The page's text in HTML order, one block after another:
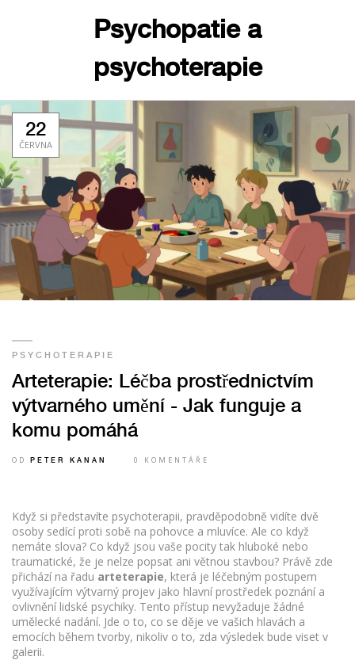
Psychopatie a
psychoterapie
22
ČERVNA
PSYCHOTERAPIE
Arteterapie: Léčba prostřednictvím
výtvarného umění - Jak funguje a
komu pomáhá
OD PETER KANAN 0 KOMENTÁŘE
Když si představíte psychoterapii, pravděpodobně vidíte dvě
osoby sedící proti sobě na pohovce a mluvíce. Ale co když
nemáte slova? Co když jsou vaše pocity tak hluboké nebo
traumatické, že je nelze popsat ani větnou stavbou? Právě zde
přichází na řadu arteterapie, která je léčebným postupem
využívajícím výtvarný projev jako hlavní prostředek poznání a
ovlivnění lidské psychiky. Tento přístup nevyžaduje žádné
umělecké nadání. Jde o to, co se děje ve vašich hlavách a
emocích během tvorby, nikoliv o to, zda výsledek bude viset v
galerii.